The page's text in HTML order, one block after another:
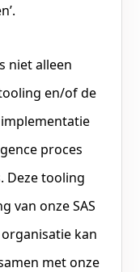
niet alleen
en/of de
proces
Deze tooling
van onze SAS
kan
met onze